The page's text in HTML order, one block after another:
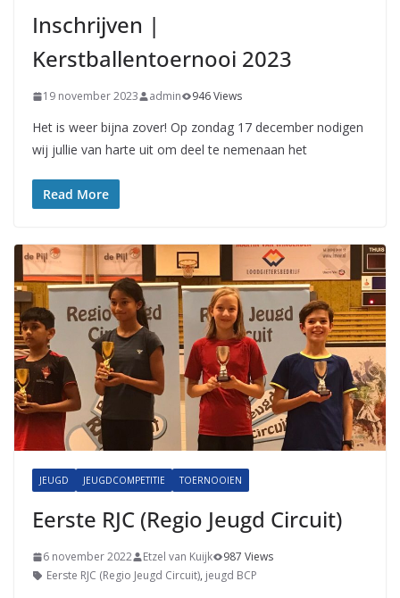
Inschrijven |
Kerstballentoernooi 2023
19 november 2023 admin 946 Views
Het is weer bijna zover! Op zondag 17 december nodigen
wij jullie van harte uit om deel te nemenaan het
Read More
JEUGD JEUGDCOMPETITIE TOERNOOIEN
Eerste RJC (Regio Jeugd Circuit)
6 november 2022 Etzel van Kuijk
987 Views
Eerste RJC (Regio Jeugd Circuit), jeugd BCP